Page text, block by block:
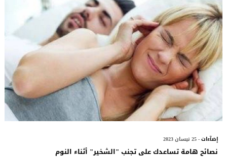
إضآءات- 25 نيسان 2023
نصائح هامة تساعدك على تجنب "الشخير" أثناء النوم